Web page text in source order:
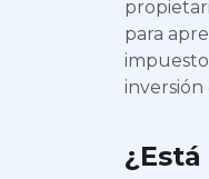
para
inversión